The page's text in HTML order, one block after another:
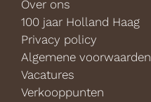
Over ons
100 jaar Holland Haag
Privacy policy
Algemene voorwaarden
Vacatures
Verkooppunten